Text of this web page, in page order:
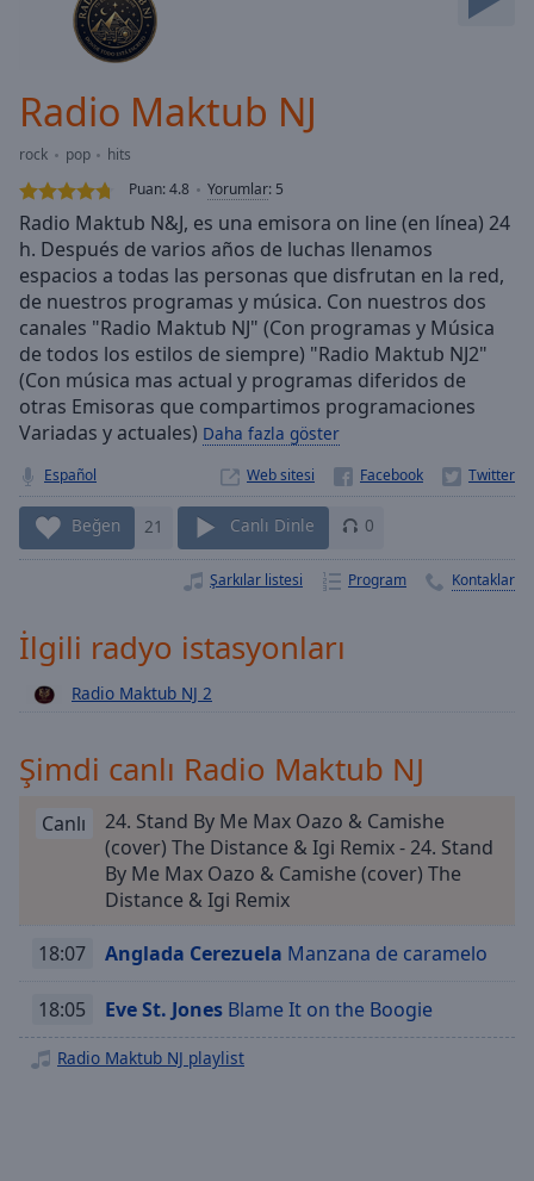
Current
Time0:00
Duration
Loaded:
0.00%
Stream
TypeLIVE
Seek to
live,
currently
behind
liveLIVE
Remaining
Time-
1x
Playback
Rate
Chapters
Descriptions
off,
selected
Subtitles
subtitles
settings,
subtitles
dialog
subtitles
off,
Radio Maktub NJ
rock pop
hits
Puan:4.8 Yorumlar: 5
Radio Maktub N&J, es una emisora on line (en línea) 24
h. Después de varios años de luchas llenamos
espacios a todas las personas que disfrutan en la red,
de nuestros programas y música. Con nuestros dos
canales "Radio Maktub NJ" (Con programas y Música
de todos los estilos de siempre) "Radio Maktub NJ2"
(Con música mas actual y programas diferidos de
otras Emisoras que compartimos programaciones
Variadas y actuales) Daha fazla göster
Español Web sitesi
Beğen 21 Canlı Dinle 0
Şarkılar listesi Program Kontaklar
İlgili radyo istasyonları
Radio Maktub NJ 2
Şimdi canlı Radio Maktub NJ
Canlı
24. Stand By Me Max Oazo & Camishe
(cover) The Distance & Igi Remix - 24. Stand
By Me Max Oazo & Camishe (cover) The
Distance & Igi Remix
18:07 Anglada Cerezuela Manzana de caramelo
18:05 Eve St. Jones Blame It on the Boogie
Radio Maktub NJ playlist